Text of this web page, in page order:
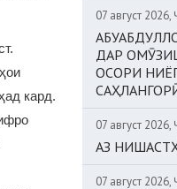
кард.
07 август 2026,
ДАР
ОСОРИ
07 август 2026,
АЗ
07 август 2026,